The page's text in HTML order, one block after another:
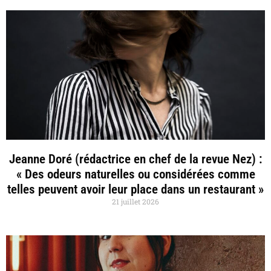
Jeanne Doré (rédactrice en chef de la revue Nez) :
« Des odeurs naturelles ou considérées comme
telles peuvent avoir leur place dans un restaurant »
21 juillet 2026